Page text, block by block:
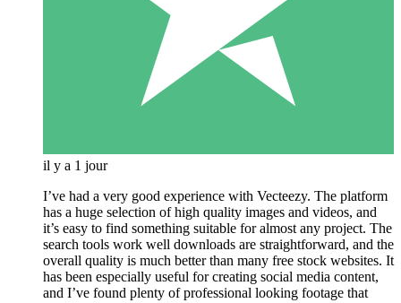
il y a 1 jour
I’ve had a very good experience with Vecteezy. The platform
has a huge selection of high quality images and videos, and
it’s easy to find something suitable for almost any project. The
search tools work well downloads are straightforward, and the
overall quality is much better than many free stock websites. It
has been especially useful for creating social media content,
and I’ve found plenty of professional looking footage that